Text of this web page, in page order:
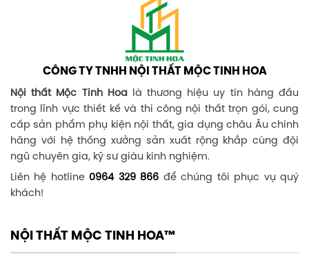
CÔNG TY TNHH NỘI THẤT MỘC TINH HOA
Nội thất Mộc Tinh Hoalà thương hiệu uy tín hàng đầu
trong lĩnh vực thiết kế và thi công nội thất trọn gói, cung
cấp sản phẩm phụ kiện nội thất, gia dụng châu Âu chính
hãng với hệ thống xưởng sản xuất rộng khắp cùng đội
ngũ chuyên gia, kỹ sư giàu kinh nghiệm.
Liên hệ hotline 0964 329 866 để chúng tôi phục vụ quý
khách!
NỘI THẤT MỘC TINH HOA™